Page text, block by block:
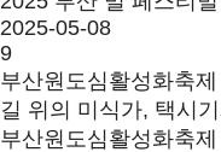
2025-05-08
9
부산원도심활성화축제
길 위의 미식가, 택시
부산원도심활성화축